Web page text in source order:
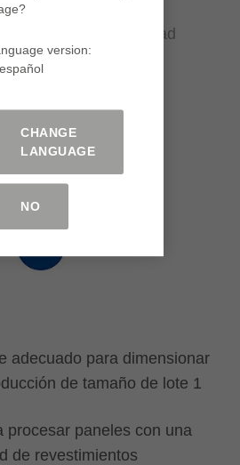
para la amplia variedad
adecuado para dimensionar
de tamaño de lote 1
procesar paneles con una
de revestimientos
version:
CHANGE
LANGUAGE
NO